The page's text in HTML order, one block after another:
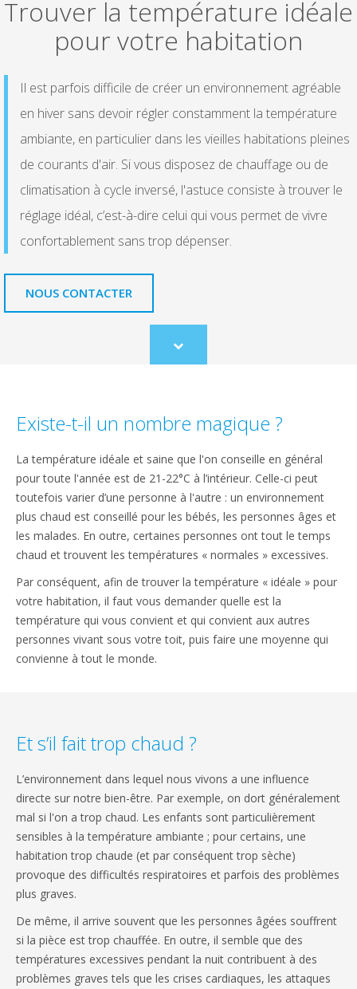
Trouver la température idéale
pour votre habitation
Il est parfois difficile de créer un environnement agréable
en hiver sans devoir régler constamment la température
ambiante, en particulier dans les vieilles habitations pleines
de courants d'air. Si vous disposez de chauffage ou de
climatisation à cycle inversé, l'astuce consiste à trouver le
réglage idéal, c’est-à-dire celui qui vous permet de vivre
confortablement sans trop dépenser.
NOUS CONTACTER
Scroll
to
Existe-t-il un nombre magique ?
La température idéale et saine que l'on conseille en général
pour toute l'année est de 21-22°C à l’intérieur. Celle-ci peut
toutefois varier d’une personne à l'autre : un environnement
plus chaud est conseillé pour les bébés, les personnes âges et
les malades. En outre, certaines personnes ont tout le temps
chaud et trouvent les températures « normales » excessives.
Par conséquent, afin de trouver la température « idéale » pour
votre habitation, il faut vous demander quelle est la
température qui vous convient et qui convient aux autres
personnes vivant sous votre toit, puis faire une moyenne qui
convienne à tout le monde.
Et s’il fait trop chaud ?
L’environnement dans lequel nous vivons a une influence
directe sur notre bien-être. Par exemple, on dort généralement
mal si l'on a trop chaud. Les enfants sont particulièrement
sensibles à la température ambiante ; pour certains, une
habitation trop chaude (et par conséquent trop sèche)
provoque des difficultés respiratoires et parfois des problèmes
plus graves.
De même, il arrive souvent que les personnes âgées souffrent
si la pièce est trop chauffée. En outre, il semble que des
températures excessives pendant la nuit contribuent à des
problèmes graves tels que les crises cardiaques, les attaques